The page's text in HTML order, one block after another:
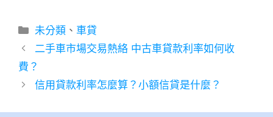
分
類
未分類 、車貸
二手車市場交易熱絡 中古車貸款利率如何收
費？
信用貸款利率怎麼算？小額信貸是什麼？